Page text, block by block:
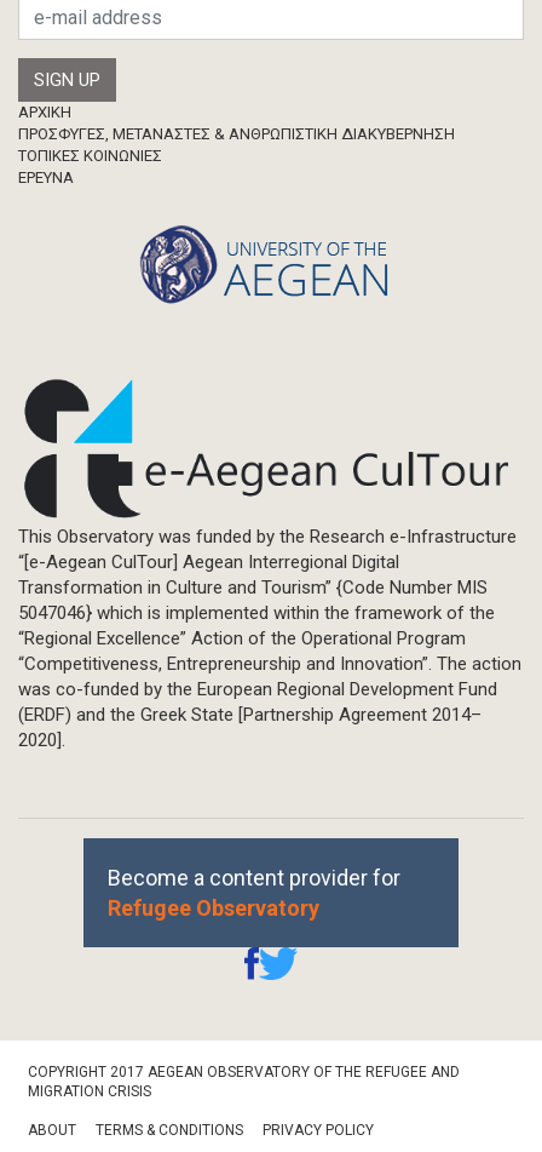
Footer
ΑΡΧΙΚΗ
ΠΡΟΣΦΥΓΕΣ, ΜΕΤΑΝΑΣΤΕΣ & ΑΝΘΡΩΠΙΣΤΙΚΗ ΔΙΑΚΥΒΕΡΝΗΣΗ
ΤΟΠΙΚΕΣ ΚΟΙΝΩΝΙΕΣ
ΈΡΕΥΝΑ
This Observatory was funded by the Research e-Infrastructure
“[e-Aegean CulTour] Aegean Interregional Digital
Transformation in Culture and Tourism” {Code Number MIS
5047046} which is implemented within the framework of the
“Regional Excellence” Action of the Operational Program
“Competitiveness, Entrepreneurship and Innovation”. The action
was co-funded by the European Regional Development Fund
(ERDF) and the Greek State [Partnership Agreement 2014–
2020].
Become a content provider for
Refugee Observatory
Footer
Bottom
COPYRIGHT 2017 AEGEAN OBSERVATORY OF THE REFUGEE AND
MIGRATION CRISIS
ABOUT TERMS & CONDITIONS PRIVACY POLICY